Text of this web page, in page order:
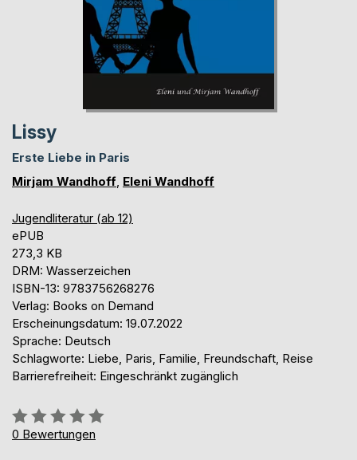
Lissy
Erste Liebe in Paris
Mirjam Wandhoff, Eleni Wandhoff
Jugendliteratur (ab 12)
ePUB
273,3 KB
DRM: Wasserzeichen
ISBN-13: 9783756268276
Verlag: Books on Demand
Erscheinungsdatum: 19.07.2022
Sprache: Deutsch
Schlagworte: Liebe, Paris, Familie, Freundschaft, Reise
Barrierefreiheit: Eingeschränkt zugänglich
Bewertung::
0%
0 Bewertungen